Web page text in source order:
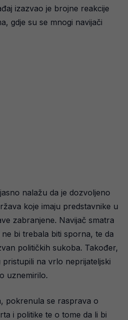
izazvao je brojne reakcije
gdje su se mnogi navijači
nalažu da je dozvoljeno
koje imaju predstavnike u
zabranjene. Navijač smatra
bi trebala biti sporna, te da
političkih sukoba. Također,
na vrlo neprijateljski
uznemirilo.
pokrenula se rasprava o
i politike te o tome da li bi